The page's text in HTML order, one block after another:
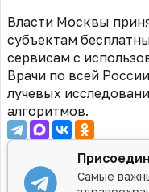
Власти Москвы
субъектам
сервисам с
Врачи по всей
лучевых
алгоритмов.
Самые